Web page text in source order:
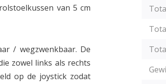
van 5 cm
/ wegzwenkbaar. De
zowel links als rechts
op de joystick zodat